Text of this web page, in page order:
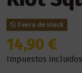
Fuera de stock
14,90 €
Impuestos incluidos